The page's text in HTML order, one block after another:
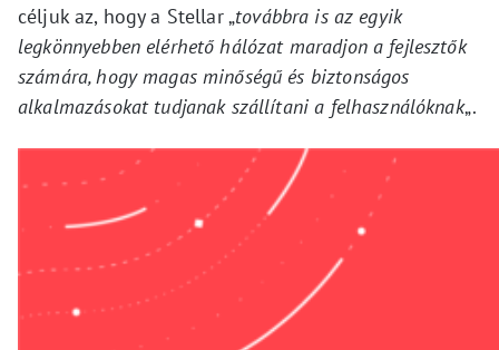
céljuk az, hogy a Stellar „továbbra is az egyik
legkönnyebben elérhető hálózat maradjon a fejlesztők
számára, hogy magas minőségű és biztonságos
alkalmazásokat tudjanak szállítani a felhasználóknak„.